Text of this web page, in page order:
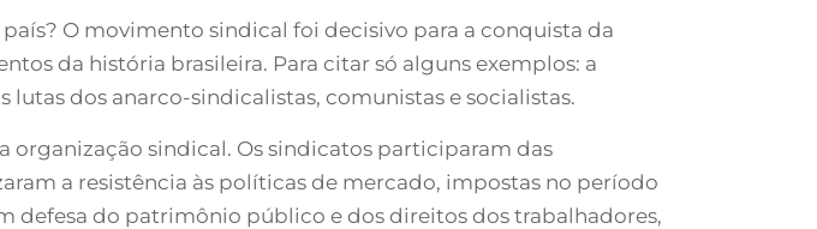
O movimento sindical foi decisivo para a conquista da
da história brasileira. Para citar só alguns exemplos: a
lutas dos anarco-sindicalistas, comunistas e socialistas.
sindical. Os sindicatos participaram das
a resistência às políticas de mercado, impostas no período
defesa do patrimônio público e dos direitos dos trabalhadores,